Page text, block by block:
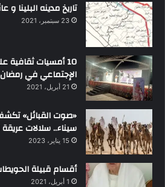
تاريخ مدينه البلينا و
23 سبتمبر، 2021
10 أمسيات
الإجتماعي في رمضان
21 أبريل، 2021
«صوت القبائل»
سيناء.. سلالات
15 يناير، 2023
أقسام قبيلة
1 أبريل، 2021